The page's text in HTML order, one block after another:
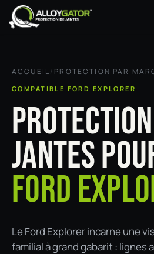
Se rendre au contenu
ACCUEIL/ PROTECTION PAR
COMPATIBLE FORD EXPLORER
JANTES
FORD
Le Ford Explorer incarne une
familial à grand gabarit : lignes